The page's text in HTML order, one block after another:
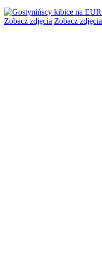
Zobacz zdjęcia Zobacz zdjęcia